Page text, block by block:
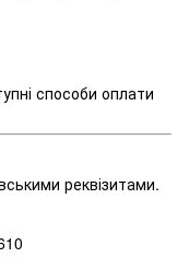
способи оплати
реквізитами.
0610